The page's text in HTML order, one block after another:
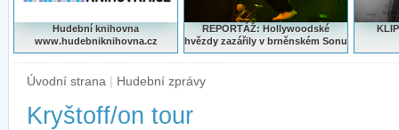
Hudební knihovna
www.hudebniknihovna.cz
REPORTÁŽ: Hollywoodské
hvězdy zazářily v brněnském Sonu
Úvodní strana | Hudební zprávy
Kryštoff/on tour